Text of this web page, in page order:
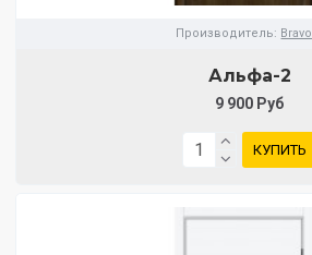
Производитель: Bravo
Альфа-2
9 900 Руб
КУПИТЬ